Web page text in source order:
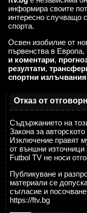
информира своите
интересно случващо
спорта.
Освен изобилие от
първенства в
и коментари,
резултати,
спортни
Отказ от
Съдържанието на
Закона за авторското
Изключение правят
от външни източници
Futbol TV не носи
Публикуване и
материали се
съгласие и
https://ftv.bg